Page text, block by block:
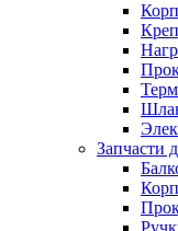
Запчасти